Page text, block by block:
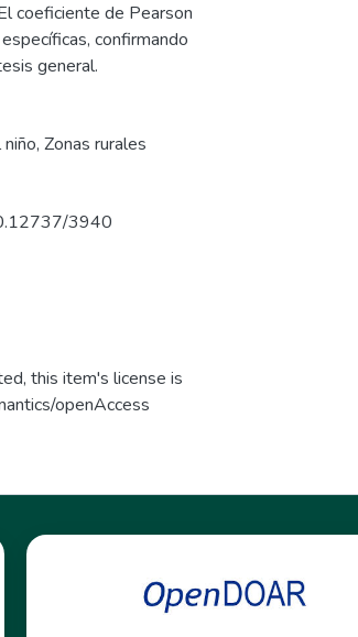
coeficiente de Pearson
confirmando
general.
, Zonas rurales
3940
this item's license is
openAccess